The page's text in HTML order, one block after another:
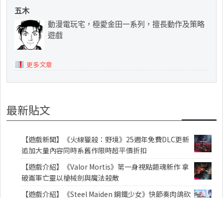
五木
動漫電玩宅，極愛金田一系列，擅長動作及策略
遊戲
更多文章
最新貼文
【遊戲新聞】《火線獵殺：野境》25週年免費DLC更新
追加大量內容同時系舊作限時超平價折扣
【遊戲介紹】《Valor Mortis》第一身視點類魂新作 拿
破崙軍亡靈以槍械劍與魔法殺敵
【遊戲介紹】《Steel Maiden 鋼鐵少女》快節奏肉鴿砍